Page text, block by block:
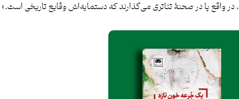
واقع پا در صحنۀ تئاتری می‌گذارند که دستمایه‌اش وقایع تاریخی است.»